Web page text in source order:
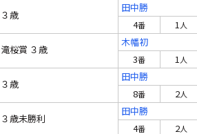
３歳
田中勝
4番 1人
滝桜賞 ３歳
木幡初
3番 1人
３歳
田中勝
8番 2人
３歳未勝利
田中勝
4番 2人